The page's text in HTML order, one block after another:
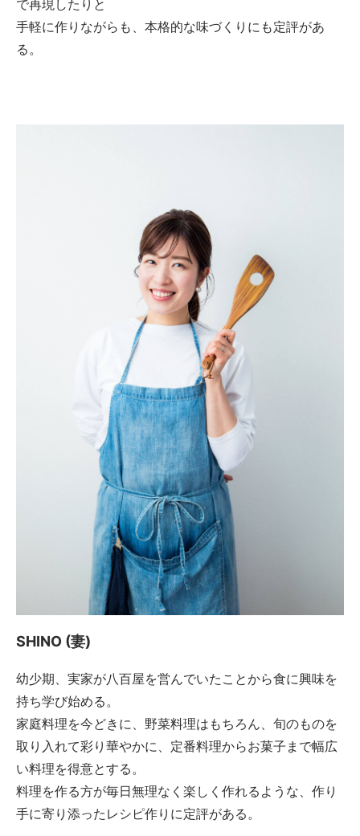
で再現したりと
手軽に作りながらも、本格的な味づくりにも定評があ
る。
SHINO (妻)
幼少期、実家が八百屋を営んでいたことから食に興味を
持ち学び始める。
家庭料理を今どきに、野菜料理はもちろん、旬のものを
取り入れて彩り華やかに、定番料理からお菓子まで幅広
い料理を得意とする。
料理を作る方が毎日無理なく楽しく作れるような、作り
手に寄り添ったレシピ作りに定評がある。